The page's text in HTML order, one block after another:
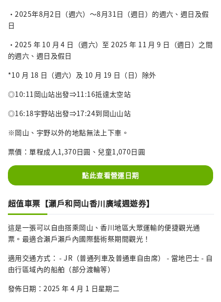
・2025年8月2日（週六）～8月31日（週日）的週六、週日及假
日
・2025 年 10 月 4 日（週六）至 2025 年 11 月 9 日（週日）之間
的週六、週日及假日
*10 月 18 日（週六）及 10 月 19 日（日）除外
◎10:11岡山站出發⇒11:16抵達太空站
◎16:18宇野站出發⇒17:24到岡山山站
※岡山、宇野以外的地點無法上下車。
票價：單程成人1,370日圓、兒童1,070日圓
點此查看營運日期
超值車票【瀨戶和岡山香川廣域週遊券】
這是一張可以自由搭乘岡山、香川地區大眾運輸的便捷觀光通
票。最適合瀨戶瀨戶內國際藝術祭期間觀光！
適用交通方式： - JR（普通列車及普通車自由席） - 當地巴士 - 自
由行區域內的船舶（部分渡輪等）
發佈日期：2025 年 4 月 1 日星期二